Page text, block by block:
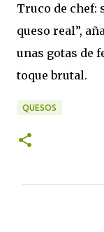
Truco de chef:
queso real”,
unas gotas de
toque brutal.
QUESOS